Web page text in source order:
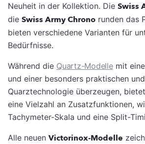
Neuheit in der Kollektion. Die Swiss
die Swiss Army Chrono runden das
bieten verschiedene Varianten für
Bedürfnisse.
Während die Quartz-Modellemit
und einer besonders praktischen
Quarztechnologie überzeugen,
eine Vielzahl an Zusatzfunktionen,
Tachymeter-Skala und eine Split-
Alle neuen Victorinox-Modelle